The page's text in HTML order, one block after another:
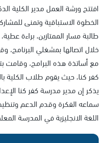
افتتح ورشة العمل مدير الكلية
الخطوة الاستباقية وتمنى
طالبة مسار الممتازين، براءة
خلال اتصالها بمشغلي البرنامج،
مع أساتذة هذه البرامج، وقامت
كفر كنا، حيث يقوم طلاب الكلية
يذكر إن مدير مدرسة كفر كنا
سماعه الفكرة وقدم الدعم
اللغة الانجليزية في المدرسة